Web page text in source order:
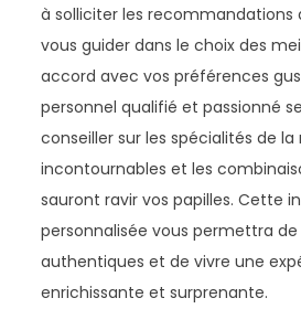
à solliciter les recommandations
vous guider dans le choix des
accord avec vos préférences
personnel qualifié et passionné
conseiller sur les spécialités de la
incontournables et les
sauront ravir vos papilles. Cette
personnalisée vous permettra
authentiques et de vivre une
enrichissante et surprenante.